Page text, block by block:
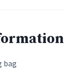
bag